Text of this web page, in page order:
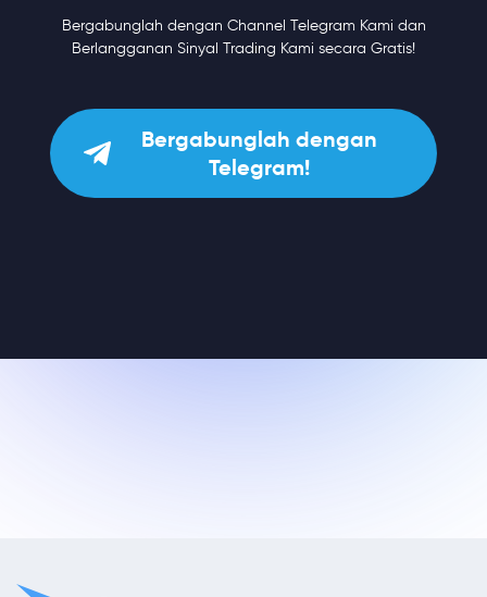
Bergabunglah dengan Channel Telegram Kami dan
Berlangganan Sinyal Trading Kami secara Gratis!
Bergabunglah dengan
Telegram!